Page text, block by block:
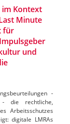
Kontext
Minute
für
und
-
die rechtliche,
Arbeitsschutzes
digitale LMRAs